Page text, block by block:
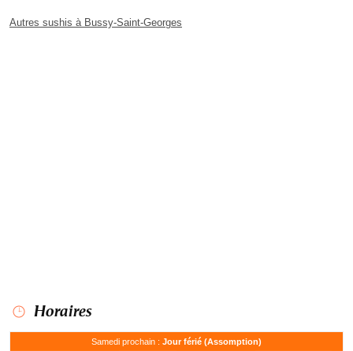
Autres sushis à Bussy-Saint-Georges
Horaires
Samedi prochain : Jour férié (Assomption)